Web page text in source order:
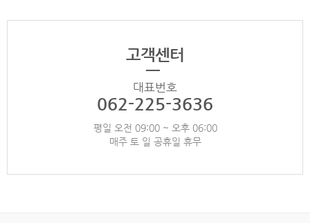
고객센터
대표번호
062-225-3636
평일 오전 09:00 ~ 오후 06:00
매주 토 일 공휴일 휴무